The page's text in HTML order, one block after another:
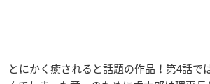
とにかく癒されると話題の作品！第4話で